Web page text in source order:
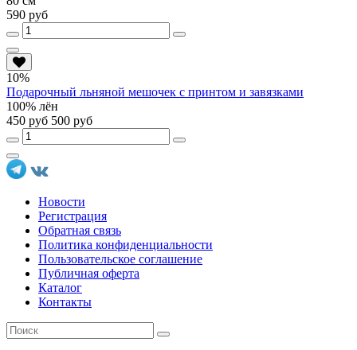
590 руб
10%
Подарочный льняной мешочек с принтом и завязками
100% лён
450 руб 500 руб
Новости
Регистрация
Обратная связь
Политика конфиденциальности
Пользовательское соглашение
Публичная оферта
Каталог
Контакты